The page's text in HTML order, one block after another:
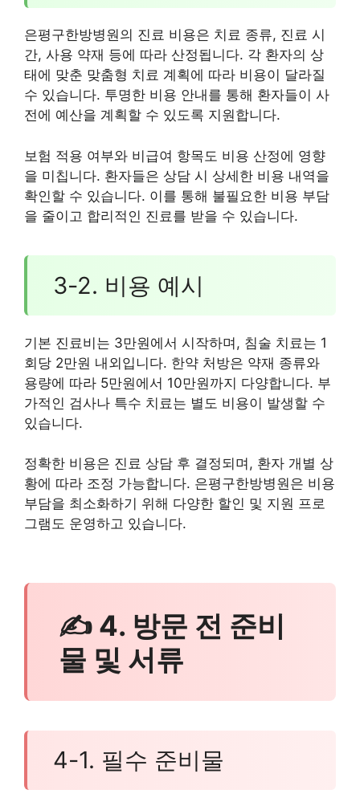
은평구한방병원의 진료 비용은 치료 종류, 진료 시
간, 사용 약재 등에 따라 산정됩니다. 각 환자의 상
태에 맞춘 맞춤형 치료 계획에 따라 비용이 달라질
수 있습니다. 투명한 비용 안내를 통해 환자들이 사
전에 예산을 계획할 수 있도록 지원합니다.
보험 적용 여부와 비급여 항목도 비용 산정에 영향
을 미칩니다. 환자들은 상담 시 상세한 비용 내역을
확인할 수 있습니다. 이를 통해 불필요한 비용 부담
을 줄이고 합리적인 진료를 받을 수 있습니다.
3-2. 비용 예시
기본 진료비는 3만원에서 시작하며, 침술 치료는 1
회당 2만원 내외입니다. 한약 처방은 약재 종류와
용량에 따라 5만원에서 10만원까지 다양합니다. 부
가적인 검사나 특수 치료는 별도 비용이 발생할 수
있습니다.
정확한 비용은 진료 상담 후 결정되며, 환자 개별 상
황에 따라 조정 가능합니다. 은평구한방병원은 비용
부담을 최소화하기 위해 다양한 할인 및 지원 프로
그램도 운영하고 있습니다.
✍ 4. 방문 전 준비
물 및 서류
4-1. 필수 준비물